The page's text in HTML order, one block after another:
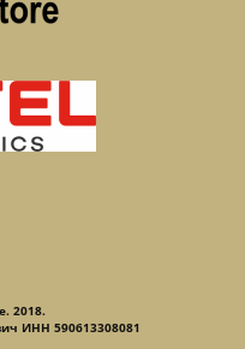
2018.
ИНН 590613308081